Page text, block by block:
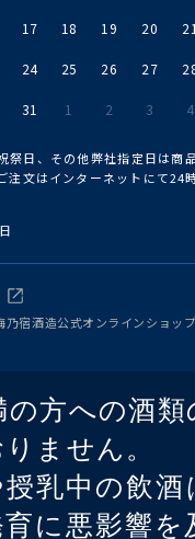
17 18 19 20 21
24 25 26 27
31 1 2 3 4
祭日、その他弊社指定日は商
注文はインターネットにて24
宿酒造公式オンラインショップ
の方への酒類
ません。
乳中の飲酒
に悪影響を